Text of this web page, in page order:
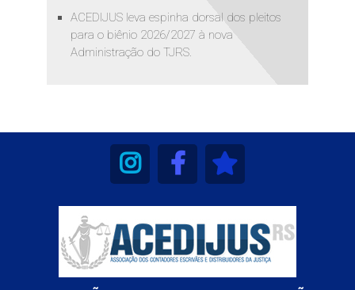
ACEDIJUS leva espinha dorsal dos pleitos
para o biênio 2026/2027 à nova
Administração do TJRS.